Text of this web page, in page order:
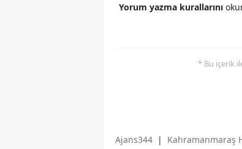
Yorum yazma kurallarını
* Bu içerik
Ajans344 | Kahramanmaraş